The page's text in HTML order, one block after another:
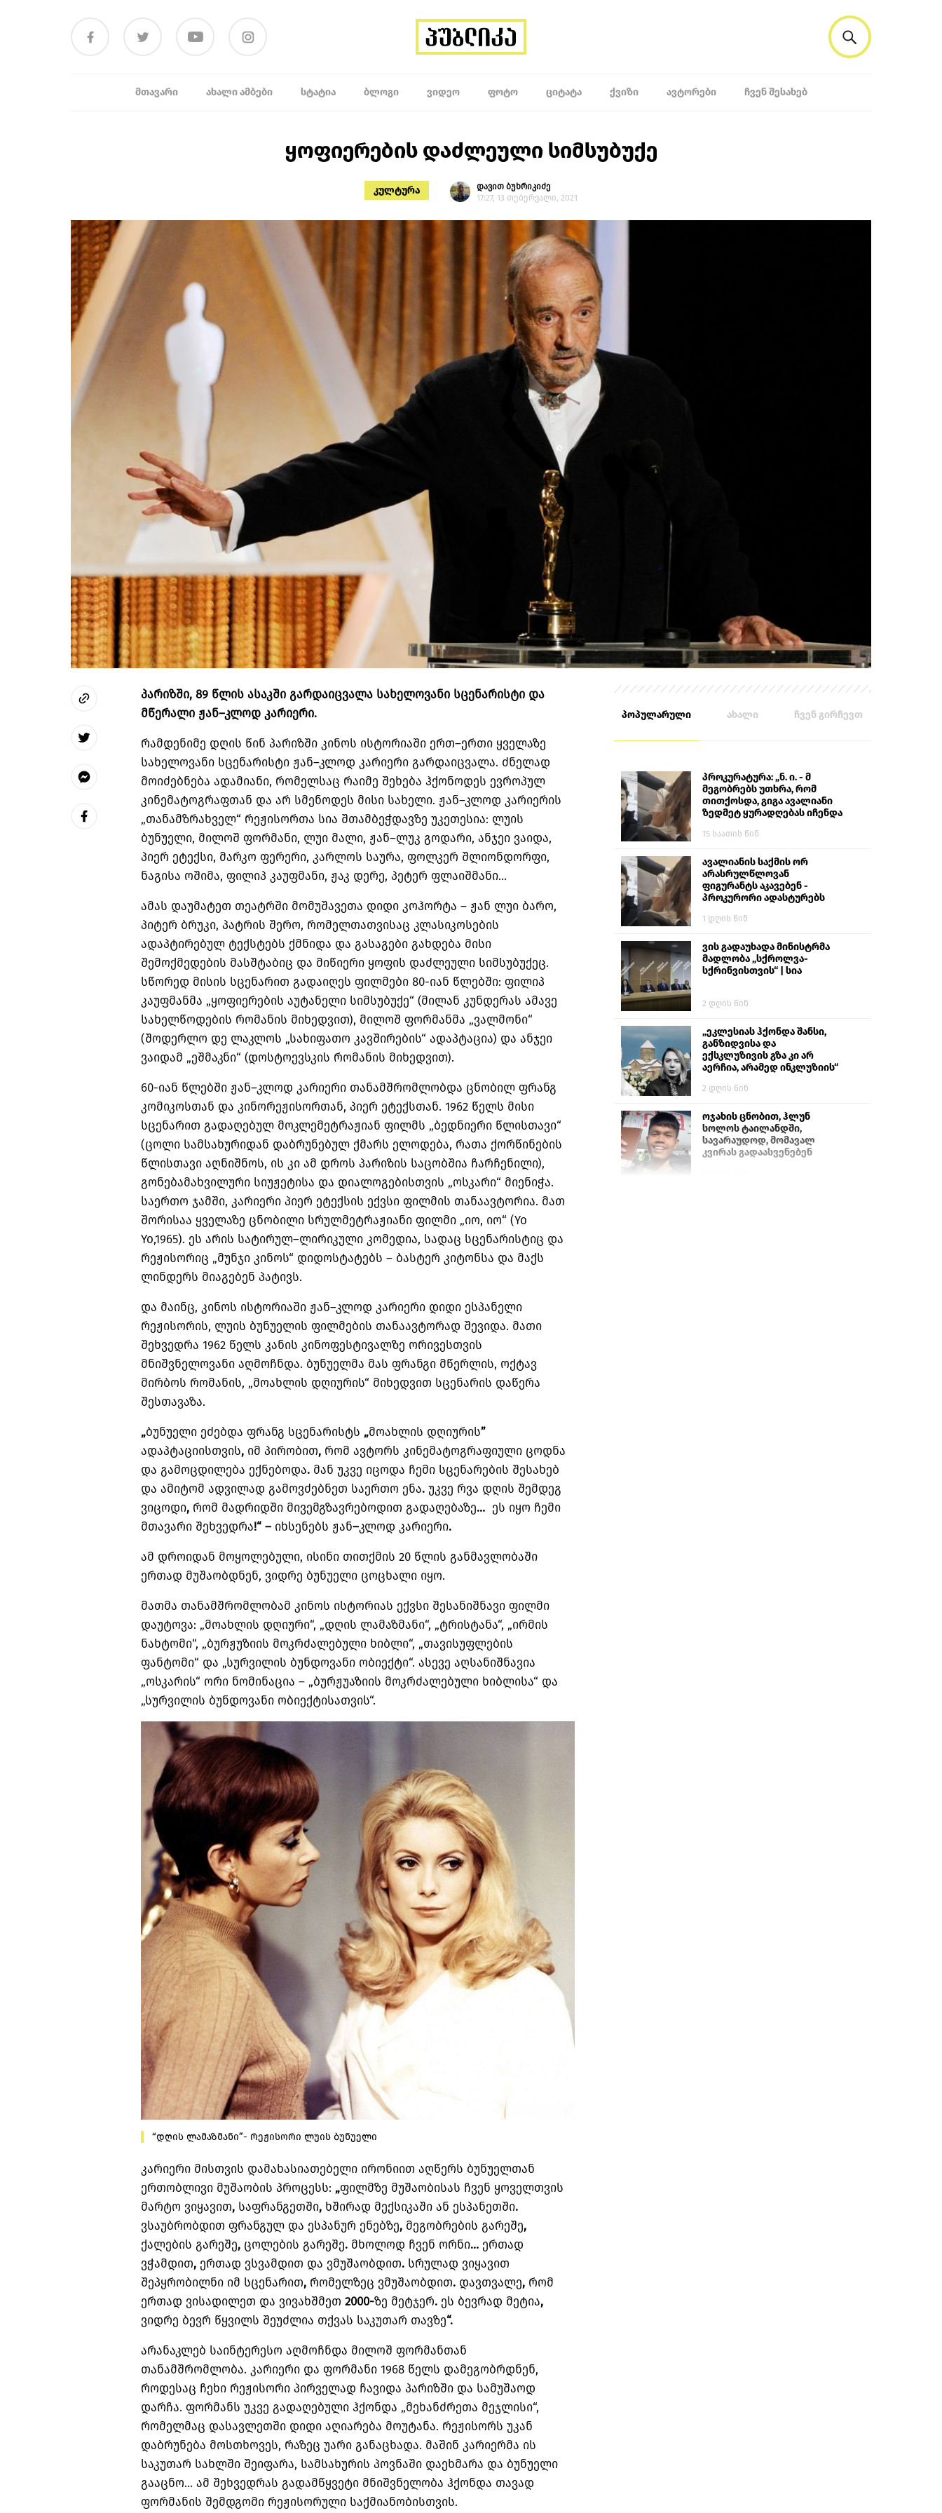
ᲛᲗᲐᲕᲐᲠᲘ ᲐᲮᲐᲚᲘ ᲐᲛᲑᲔᲑᲘ ᲡᲢᲐᲢᲘᲐ ᲑᲚᲝᲒᲘ ᲕᲘᲓᲔᲝ ᲤᲝᲢᲝ ᲪᲘᲢᲐᲢᲐ ᲥᲕᲘᲖᲘ ᲐᲕᲢᲝᲠᲔᲑᲘ ᲩᲕᲔᲜ ᲨᲔᲡᲐᲮᲔᲑ
ყოფიერების დაძლეული სიმსუბუქე
კულტურა
დავით ბუხრიკიძე
17:27, 13 თებერვალი, 2021
პარიზში, 89 წლის ასაკში გარდაიცვალა სახელოვანი სცენარისტი და
მწერალი ჟან–კლოდ კარიერი.
რამდენიმე დღის წინ პარიზში კინოს ისტორიაში ერთ–ერთი ყველაზე
სახელოვანი სცენარისტი ჟან–კლოდ კარიერი გარდაიცვალა. ძნელად
მოიძებნება ადამიანი, რომელსაც რაიმე შეხება ჰქონოდეს ევროპულ
კინემატოგრაფთან და არ სმენოდეს მისი სახელი. ჟან–კლოდ კარიერის
„თანამზრახველ“ რეჟისორთა სია შთამბეჭდავზე უკეთესია: ლუის
ბუნუელი, მილოშ ფორმანი, ლუი მალი, ჟან–ლუკ გოდარი, ანჯეი ვაიდა,
პიერ ეტექსი, მარკო ფერერი, კარლოს საურა, ფოლკერ შლიონდორფი,
ნაგისა ოშიმა, ფილიპ კაუფმანი, ჟაკ დერე, პეტერ ფლაიშმანი…
ამას დაუმატეთ თეატრში მომუშავეთა დიდი კოჰორტა – ჟან ლუი ბარო,
პიტერ ბრუკი, პატრის შერო, რომელთათვისაც კლასიკოსების
ადაპტირებულ ტექსტებს ქმნიდა და გასაგები გახდება მისი
შემოქმედების მასშტაბიც და მიწიერი ყოფის დაძლეული სიმსუბუქეც.
სწორედ მისის სცენარით გადაიღეს ფილმები 80-იან წლებში: ფილიპ
კაუფმანმა „ყოფიერების აუტანელი სიმსუბუქე“ (მილან კუნდერას ამავე
სახელწოდების რომანის მიხედვით), მილოშ ფორმანმა „ვალმონი“
(შოდერლო დე ლაკლოს „სახიფათო კავშირების“ ადაპტაცია) და ანჯეი
ვაიდამ „ეშმაკნი“ (დოსტოევსკის რომანის მიხედვით).
60-იან წლებში ჟან–კლოდ კარიერი თანამშრომლობდა ცნობილ ფრანგ
კომიკოსთან და კინორეჟისორთან, პიერ ეტექსთან. 1962 წელს მისი
სცენარით გადაღებულ მოკლემეტრაჟიან ფილმს „ბედნიერი წლისთავი“
(ცოლი სამსახურიდან დაბრუნებულ ქმარს ელოდება, რათა ქორწინების
წლისთავი აღნიშნოს, ის კი ამ დროს პარიზის საცობშია ჩარჩენილი),
გონებამახვილური სიუჟეტისა და დიალოგებისთვის „ოსკარი“ მიენიჭა.
საერთო ჯამში, კარიერი პიერ ეტექსის ექვსი ფილმის თანაავტორია. მათ
შორისაა ყველაზე ცნობილი სრულმეტრაჟიანი ფილმი „იო, იო“ (Yo
Yo,1965). ეს არის სატირულ–ლირიკული კომედია, სადაც სცენარისტიც და
რეჟისორიც „მუნჯი კინოს“ დიდოსტატებს – ბასტერ კიტონსა და მაქს
ლინდერს მიაგებენ პატივს.
და მაინც, კინოს ისტორიაში ჟან–კლოდ კარიერი დიდი ესპანელი
რეჟისორის, ლუის ბუნუელის ფილმების თანაავტორად შევიდა. მათი
შეხვედრა 1962 წელს კანის კინოფესტივალზე ორივესთვის
მნიშვნელოვანი აღმოჩნდა. ბუნუელმა მას ფრანგი მწერლის, ოქტავ
მირბოს რომანის, „მოახლის დღიურის“ მიხედვით სცენარის დაწერა
შესთავაზა.
„ბუნუელი ეძებდა ფრანგ სცენარისტს „მოახლის დღიურის”
ადაპტაციისთვის, იმ პირობით, რომ ავტორს კინემატოგრაფიული ცოდნა
და გამოცდილება ექნებოდა. მან უკვე იცოდა ჩემი სცენარების შესახებ
და ამიტომ ადვილად გამოვძებნეთ საერთო ენა. უკვე რვა დღის შემდეგ
ვიცოდი, რომ მადრიდში მივემგზავრებოდით გადაღებაზე… ეს იყო ჩემი
მთავარი შეხვედრა!“ – იხსენებს ჟან–კლოდ კარიერი.
ამ დროიდან მოყოლებული, ისინი თითქმის 20 წლის განმავლობაში
ერთად მუშაობდნენ, ვიდრე ბუნუელი ცოცხალი იყო.
მათმა თანამშრომლობამ კინოს ისტორიას ექვსი შესანიშნავი ფილმი
დაუტოვა: „მოახლის დღიური“, „დღის ლამაზმანი“, „ტრისტანა“, „ირმის
ნახტომი“, „ბურჟუზიის მოკრძალებული ხიბლი“, „თავისუფლების
ფანტომი“ და „სურვილის ბუნდოვანი ობიექტი“. ასევე აღსანიშნავია
„ოსკარის“ ორი ნომინაცია – „ბურჟუაზიის მოკრძალებული ხიბლისა“ და
„სურვილის ბუნდოვანი ობიექტისათვის“.
“დღის ლამაზმანი”- რეჟისორი ლუის ბუნუელი
კარიერი მისთვის დამახასიათებელი ირონიით აღწერს ბუნუელთან
ერთობლივი მუშაობის პროცესს: „ფილმზე მუშაობისას ჩვენ ყოველთვის
მარტო ვიყავით, საფრანგეთში, ხშირად მექსიკაში ან ესპანეთში.
ვსაუბრობდით ფრანგულ და ესპანურ ენებზე, მეგობრების გარეშე,
ქალების გარეშე, ცოლების გარეშე. მხოლოდ ჩვენ ორნი… ერთად
ვჭამდით, ერთად ვსვამდით და ვმუშაობდით. სრულად ვიყავით
შეპყრობილნი იმ სცენარით, რომელზეც ვმუშაობდით. დავთვალე, რომ
ერთად ვისადილეთ და ვივახშმეთ 2000-ზე მეტჯერ. ეს ბევრად მეტია,
ვიდრე ბევრ წყვილს შეუძლია თქვას საკუთარ თავზე“.
არანაკლებ საინტერესო აღმოჩნდა მილოშ ფორმანთან
თანამშრომლობა. კარიერი და ფორმანი 1968 წელს დამეგობრდნენ,
როდესაც ჩეხი რეჟისორი პირველად ჩავიდა პარიზში და სამუშაოდ
დარჩა. ფორმანს უკვე გადაღებული ჰქონდა „მეხანძრეთა მეჯლისი“,
რომელმაც დასავლეთში დიდი აღიარება მოუტანა. რეჟისორს უკან
დაბრუნება მოსთხოვეს, რაზეც უარი განაცხადა. მაშინ კარიერმა ის
საკუთარ სახლში შეიფარა, სამსახურის პოვნაში დაეხმარა და ბუნუელი
გააცნო… ამ შეხვედრას გადამწყვეტი მნიშვნელობა ჰქონდა თავად
ფორმანის შემდგომი რეჟისორული საქმიანობისთვის.
პოპულარული ახალი ჩვენ გირჩევთ
პროკურატურა: „ნ. ი. - მ
მეგობრებს უთხრა, რომ
თითქოსდა, გიგა ავალიანი
ზედმეტ ყურადღებას იჩენდა
ალექსანდრე გაბაშვილი
გიგა ავალიანს“
15 საათის წინ
ავალიანის საქმის ორ
არასრულწლოვან
ფიგურანტს აკავებენ -
პროკურორი ადასტურებს
1 დღის წინ
ვის გადაუხადა მინისტრმა
მადლობა „სქროლვა-
სქრინვისთვის“ | სია
2 დღის წინ
„ეკლესიას ჰქონდა შანსი,
განზიდვისა და
ექსკლუზივის გზა კი არ
აერჩია, არამედ ინკლუზიის“
2 დღის წინ
ოჯახის ცნობით, ჰლუნ
სოლოს ტაილანდში,
სავარაუდოდ, მომავალ
კვირას გადაასვენებენ